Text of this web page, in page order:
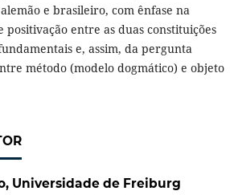
e brasileiro, com ênfase na
entre as duas constituições
e, assim, da pergunta
método (modelo dogmático) e objeto
Universidade de Freiburg